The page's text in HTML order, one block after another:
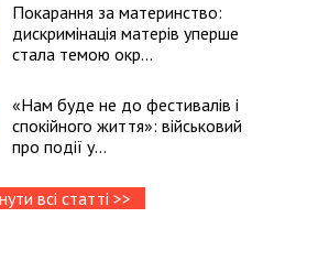
Покарання за материнство:
дискримінація матерів уперше
стала темою окр...
«Нам буде не до фестивалів і
спокійного життя»: військовий
про події у...
всі статті >>